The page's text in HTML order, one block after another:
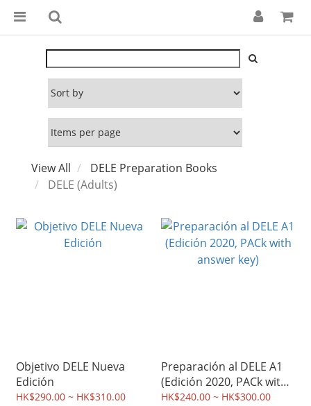
View All
DELE Preparation Books
DELE (Adults)
Objetivo DELE Nueva
Edición
HK$290.00 ~ HK$310.00
Preparación al DELE A1
(Edición 2020, PACk with
answer key)
HK$240.00 ~ HK$300.00